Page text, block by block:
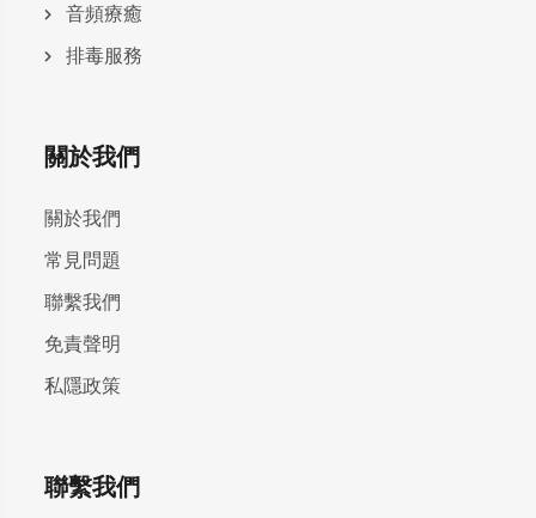
⾳頻療癒
排毒服務
關於我們
關於我們
常見問題
聯繫我們
免責聲明
私隱政策
聯繫我們